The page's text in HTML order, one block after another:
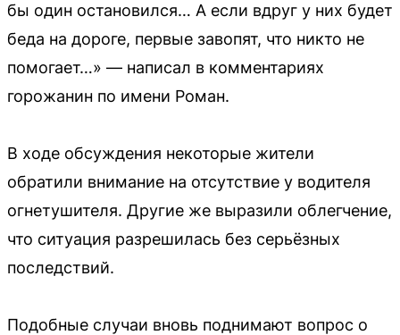
бы один остановился… А если вдруг у них будет
беда на дороге, первые завопят, что никто не
помогает…» — написал в комментариях
горожанин по имени Роман.
В ходе обсуждения некоторые жители
обратили внимание на отсутствие у водителя
огнетушителя. Другие же выразили облегчение,
что ситуация разрешилась без серьёзных
последствий.
Подобные случаи вновь поднимают вопрос о